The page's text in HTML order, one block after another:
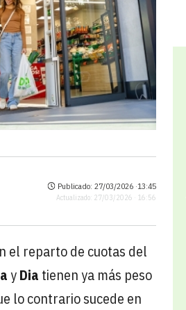
Publicado: 27/03/2026 ·13:45
Actualizado: 27/03/2026 · 16:56
el reparto de cuotas del
yDia tienen ya más peso
lo contrario sucede en